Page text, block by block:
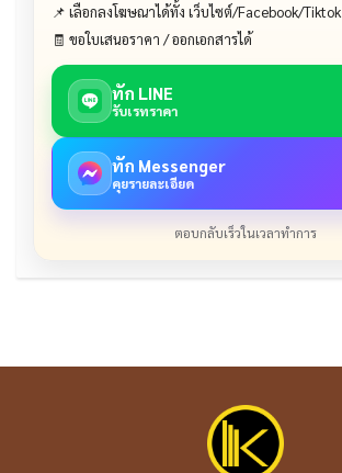
📌 เลือกลงโฆษณาได้ทั้ง เว็บไซต์/Facebook/Tiktok
🧾 ขอใบเสนอราคา / ออกเอกสารได้
ทัก LINE
รับเรทราคา
ทัก Messenger
คุยรายละเอียด
ตอบกลับเร็วในเวลาทำการ